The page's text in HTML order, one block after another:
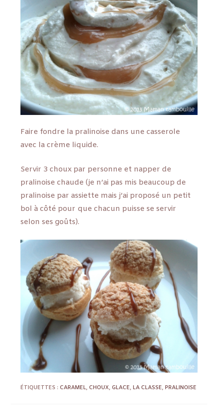
Faire fondre la pralinoise dans une casserole
avec la crème liquide.
Servir 3 choux par personne et napper de
pralinoise chaude (je n’ai pas mis beaucoup de
pralinoise par assiette mais j’ai proposé un petit
bol à côté pour que chacun puisse se servir
selon ses goûts).
ÉTIQUETTES :CARAMEL, CHOUX, GLACE, LA CLASSE, PRALINOISE